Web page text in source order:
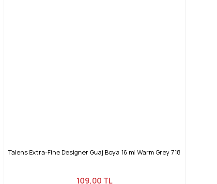
Talens Extra-Fine Designer Guaj Boya 16 ml Warm Grey 718
109,00 TL